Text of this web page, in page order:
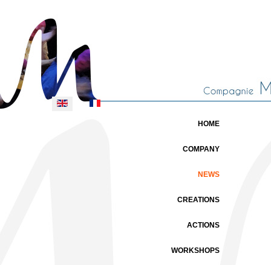
Select your language
HOME
COMPANY
NEWS
CREATIONS
ACTIONS
WORKSHOPS